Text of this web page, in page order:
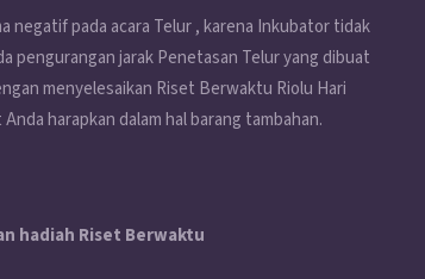
negatif pada acara Telur , karena Inkubator tidak
pengurangan jarak Penetasan Telur yang dibuat
menyelesaikan Riset Berwaktu Riolu Hari
harapkan dalam hal barang tambahan.
hadiah Riset Berwaktu